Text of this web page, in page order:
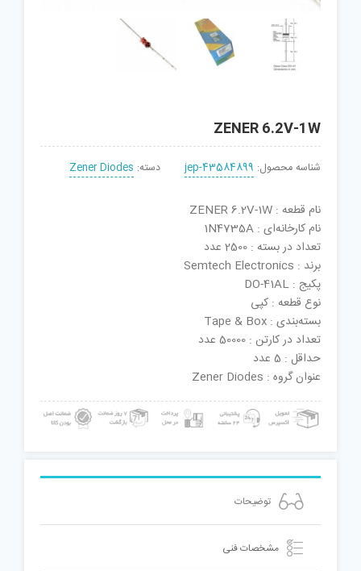
ZENER 6.2V-1W
شناسه محصول: jep-43584899 دسته: Zener Diodes
نام قطعه : ZENER 6.2V-1W
نام کارخانه‌ای : 1N4735A
تعداد در بسته : 2500 عدد
برند : Semtech Electronics
پکیج : DO-41AL
نوع قطعه : کپی
بسته‌بندی : Tape & Box
تعداد در کارتن : 50000 عدد
حداقل : 5 عدد
عنوان گروه : Zener Diodes
توضیحات
مشخصات فنی